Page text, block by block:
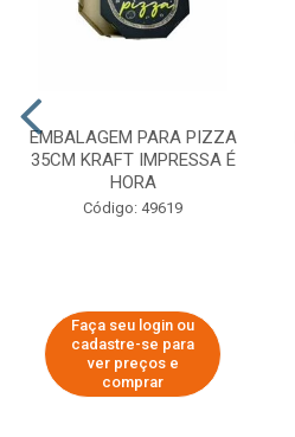
EMBALAGEM PARA PIZZA
35CM KRAFT IMPRESSA É
HORA
Código: 49619
Faça seu login ou
cadastre-se para
ver preços e
comprar